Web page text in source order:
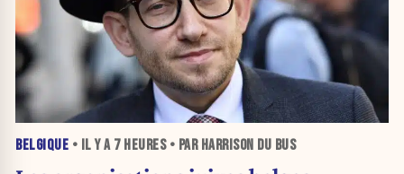
BELGIQUE • IL Y A 7 HEURES• PAR HARRISON DU BUS